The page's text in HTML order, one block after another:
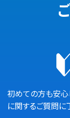
初めての方も安心
に関するご質問に